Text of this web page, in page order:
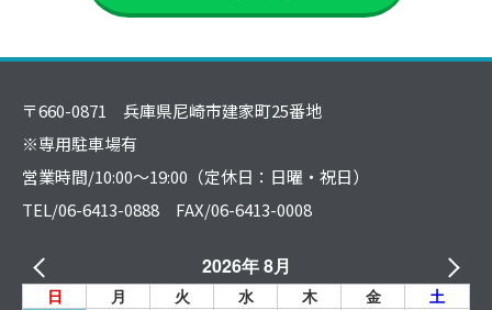
〒660-0871 兵庫県尼崎市建家町25番地
※専用駐車場有
営業時間/10:00～19:00（定休日：日曜・祝日）
TEL/06-6413-0888 FAX/06-6413-0008
2026年 8月
日 月 火 水 木 金 土